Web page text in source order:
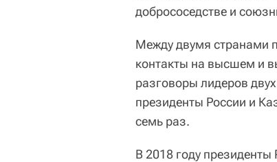
добрососедстве и
Между двумя странами
контакты на высшем и
разговоры лидеров
президенты России и
семь раз.
В 2018 году президенты